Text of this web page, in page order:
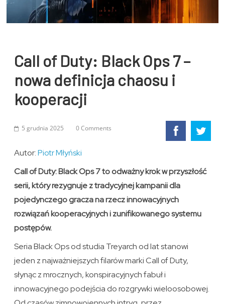
Call of Duty: Black Ops 7 –
nowa definicja chaosu i
kooperacji
5 grudnia 2025 0 Comments
Autor:Piotr Młyński
Call of Duty: Black Ops 7 to odważny krok w przyszłość
serii, który rezygnuje z tradycyjnej kampanii dla
pojedynczego gracza na rzecz innowacyjnych
rozwiązań kooperacyjnych i zunifikowanego systemu
postępów.
Seria Black Ops od studia Treyarch od lat stanowi
jeden z najważniejszych filarów marki Call of Duty,
słynąc z mrocznych, konspiracyjnych fabuł i
innowacyjnego podejścia do rozgrywki wieloosobowej.